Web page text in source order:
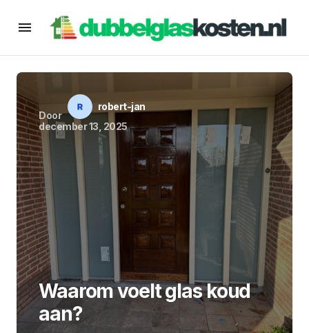
Door
robert-jan
december 13, 2025
Waarom voelt glas koud
aan?